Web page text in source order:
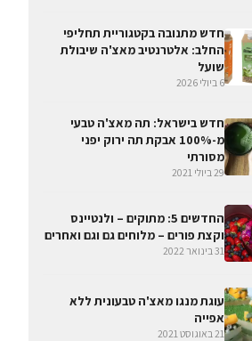
חדש מתנובה בקטגוריית תחליפי
החלב: אלטרנטיב מאצ'ה שיבולת
שועל
6 ביולי 2026
חדש בישראל: תה מאצ'ה טבעי
מ-100% אבקת תה ירוק יפני
מסורתי
29 ביולי 2021
החדשים 5: מתוקים – ולנטיינס
וקצת פורים – מלוחים גם וגם ואחרים
31 בינואר 2022
עוגת מנגו מאצ'ה טבעונית ללא
אפייה
21 באוגוסט 2021